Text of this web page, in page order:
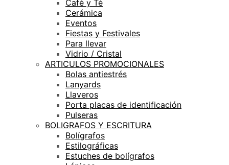
Café y Té
Cerámica
Eventos
Fiestas y Festivales
Para llevar
Vidrio / Cristal
ARTICULOS PROMOCIONALES
Bolas antiestrés
Lanyards
Llaveros
Porta placas de identificación
Pulseras
BOLIGRAFOS Y ESCRITURA
Bolígrafos
Estilográficas
Estuches de bolígrafos